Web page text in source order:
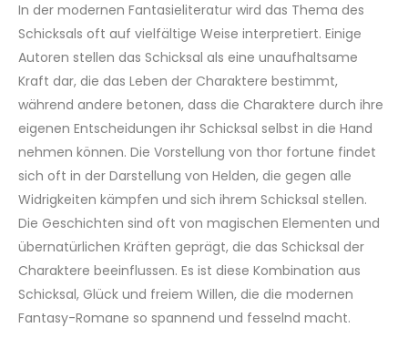
In der modernen Fantasieliteratur wird das Thema des
Schicksals oft auf vielfältige Weise interpretiert. Einige
Autoren stellen das Schicksal als eine unaufhaltsame
Kraft dar, die das Leben der Charaktere bestimmt,
während andere betonen, dass die Charaktere durch ihre
eigenen Entscheidungen ihr Schicksal selbst in die Hand
nehmen können. Die Vorstellung von thor fortune findet
sich oft in der Darstellung von Helden, die gegen alle
Widrigkeiten kämpfen und sich ihrem Schicksal stellen.
Die Geschichten sind oft von magischen Elementen und
übernatürlichen Kräften geprägt, die das Schicksal der
Charaktere beeinflussen. Es ist diese Kombination aus
Schicksal, Glück und freiem Willen, die die modernen
Fantasy-Romane so spannend und fesselnd macht.